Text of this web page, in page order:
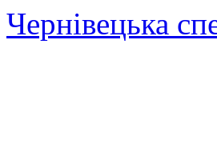
Чернівецька